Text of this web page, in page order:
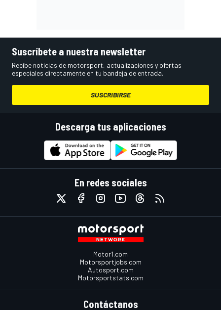
Suscríbete a nuestra newsletter
Recibe noticias de motorsport, actualizaciones y ofertas
especiales directamente en tu bandeja de entrada.
SUSCRIBIRSE
Descarga tus aplicaciones
En redes sociales
Motor1.com
Motorsportjobs.com
Autosport.com
Motorsportstats.com
Contáctanos